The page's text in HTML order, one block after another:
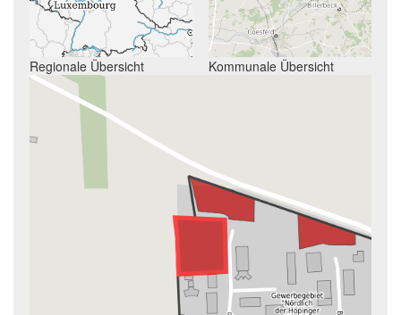
Regionale Übersicht Kommunale Übersicht